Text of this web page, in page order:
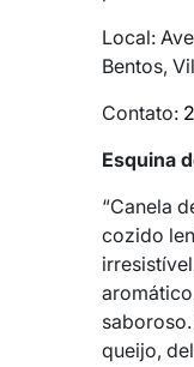
Local:
Bentos,
Contato:
Esquina
“Canela
cozido
queijo,